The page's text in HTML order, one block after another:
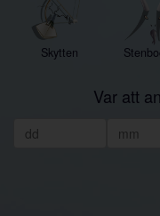
Skytten
Var att